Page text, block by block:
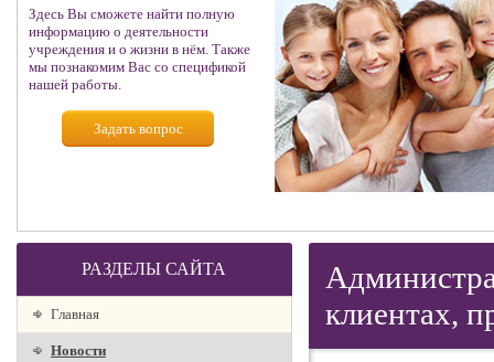
Здесь Вы сможете найти полную
информацию о деятельности
учреждения и о жизни в нём. Также
мы познакомим Вас со спецификой
нашей работы.
Задать вопрос
РАЗДЕЛЫ САЙТА
Главная
Новости
клиентах,